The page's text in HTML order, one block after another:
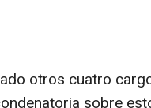
otros cuatro
sobre